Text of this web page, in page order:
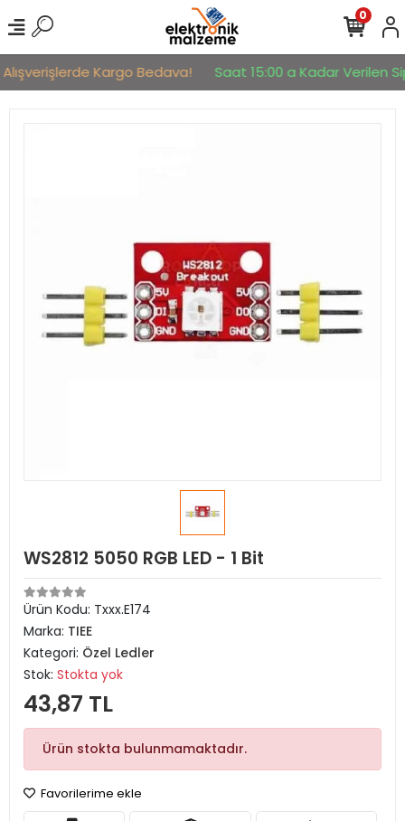
Kargo Bedava! Saat 15:00 a Kadar Verilen
0
WS2812 5050 RGB LED - 1 Bit
Ürün Kodu: Txxx.E174
Marka: TIEE
Kategori: Özel Ledler
Stok: Stokta yok
43,87 TL
Ürün stokta bulunmamaktadır.
Favorilerime ekle